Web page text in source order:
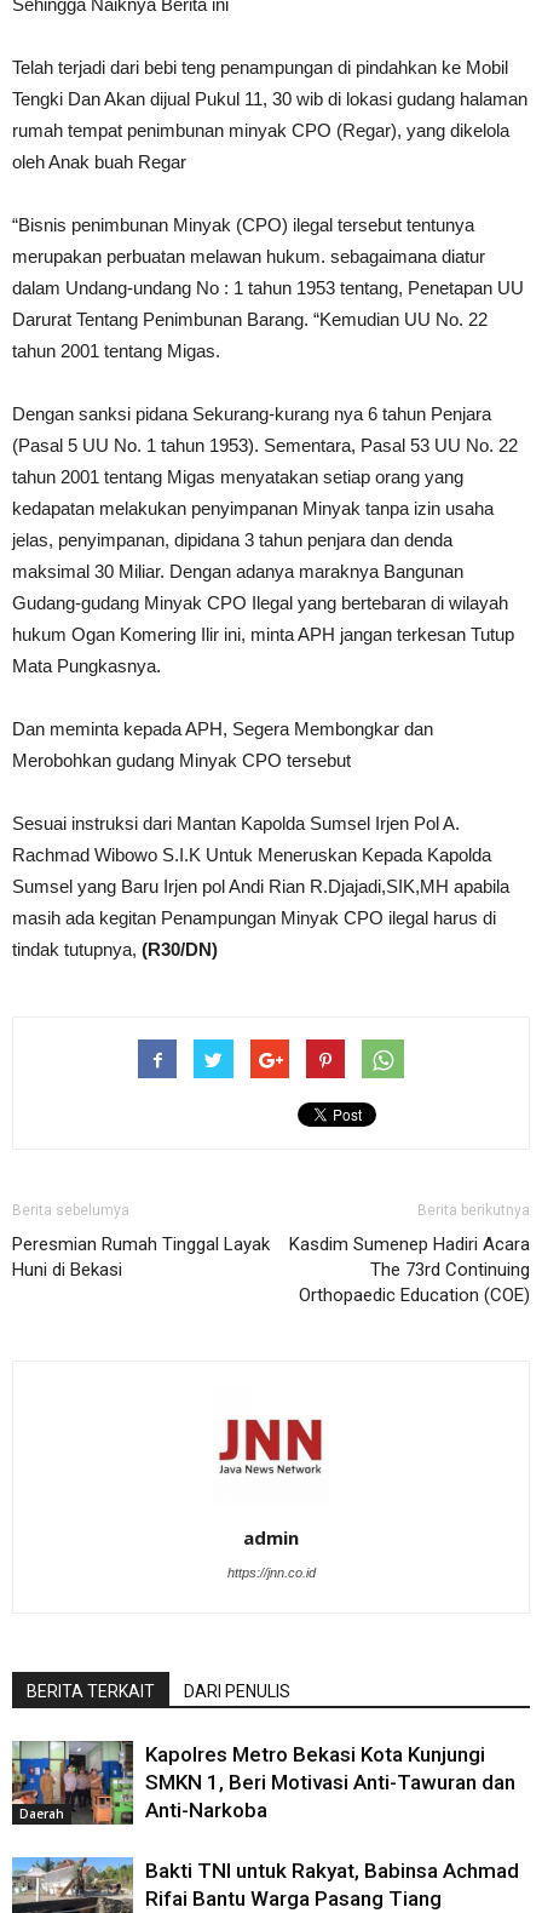
Sehingga Naiknya Berita ini
Telah terjadi dari bebi teng penampungan di pindahkan ke Mobil
Tengki Dan Akan dijual Pukul 11, 30 wib di lokasi gudang halaman
rumah tempat penimbunan minyak CPO (Regar), yang dikelola
oleh Anak buah Regar
“Bisnis penimbunan Minyak (CPO) ilegal tersebut tentunya
merupakan perbuatan melawan hukum. sebagaimana diatur
dalam Undang-undang No : 1 tahun 1953 tentang, Penetapan UU
Darurat Tentang Penimbunan Barang. “Kemudian UU No. 22
tahun 2001 tentang Migas.
Dengan sanksi pidana Sekurang-kurang nya 6 tahun Penjara
(Pasal 5 UU No. 1 tahun 1953). Sementara, Pasal 53 UU No. 22
tahun 2001 tentang Migas menyatakan setiap orang yang
kedapatan melakukan penyimpanan Minyak tanpa izin usaha
jelas, penyimpanan, dipidana 3 tahun penjara dan denda
maksimal 30 Miliar. Dengan adanya maraknya Bangunan
Gudang-gudang Minyak CPO Ilegal yang bertebaran di wilayah
hukum Ogan Komering Ilir ini, minta APH jangan terkesan Tutup
Mata Pungkasnya.
Dan meminta kepada APH, Segera Membongkar dan
Merobohkan gudang Minyak CPO tersebut
Sesuai instruksi dari Mantan Kapolda Sumsel Irjen Pol A.
Rachmad Wibowo S.I.K Untuk Meneruskan Kepada Kapolda
Sumsel yang Baru Irjen pol Andi Rian R.Djajadi,SIK,MH apabila
masih ada kegitan Penampungan Minyak CPO ilegal harus di
tindak tutupnya, (R30/DN)
Berita sebelumya
Peresmian Rumah Tinggal Layak
Huni di Bekasi
Berita berikutnya
Kasdim Sumenep Hadiri Acara
The 73rd Continuing
Orthopaedic Education (COE)
admin
https://jnn.co.id
BERITA TERKAIT DARI PENULIS
Daerah
Kapolres Metro Bekasi Kota Kunjungi
SMKN 1, Beri Motivasi Anti-Tawuran dan
Anti-Narkoba
Bakti TNI untuk Rakyat, Babinsa Achmad
Rifai Bantu Warga Pasang Tiang